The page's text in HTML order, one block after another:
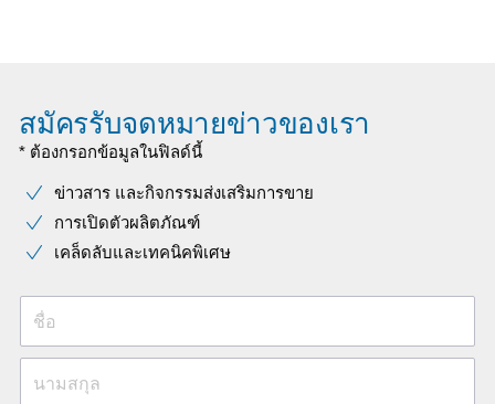
สมัครรับจดหมายข่าวของเรา
* ต้องกรอกข้อมูลในฟิลด์นี้
ข่าวสาร และกิจกรรมส่งเสริมการขาย
การเปิดตัวผลิตภัณฑ์
เคล็ดลับและเทคนิคพิเศษ
ชื่อ
นามสกุล